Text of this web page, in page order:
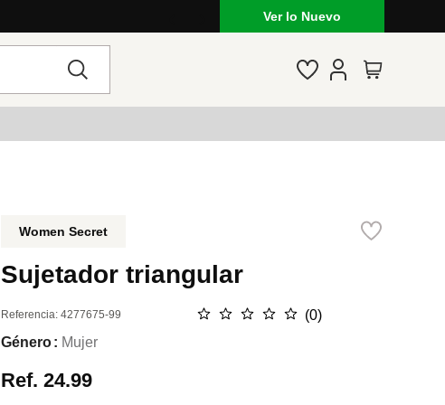
Ver lo Nuevo
Women Secret
Sujetador triangular
Referencia:4277675-99 ☆ ☆ ☆ ☆ ☆ (0)
Género
Mujer
Ref.24.99